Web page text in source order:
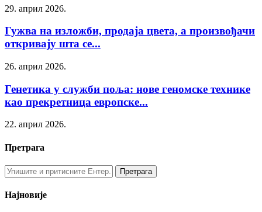
29. април 2026.
Гужва на изложби, продаја цвета, а произвођачи
откривају шта се...
26. април 2026.
Генетика у служби поља: нове геномске технике
као прекретница европске...
22. април 2026.
Претрага
Најновије